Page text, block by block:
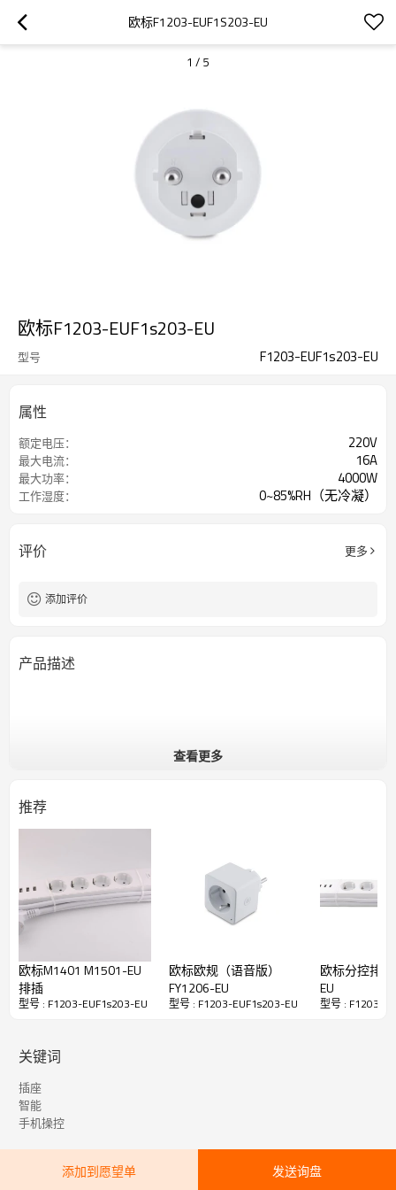
欧标F1203-EUF1S203-EU
1 / 5
欧标F1203-EUF1s203-EU
型号 F1203-EUF1s203-EU
属性
额定电压： 220V
最大电流： 16A
最大功率： 4000W
工作湿度： 0~85%RH（无冷凝）
评价 更多
添加评价
产品描述
查看更多
推荐
欧标M1401 M1501-EU
排插
型号 : F1203-EUF1s203-EU
欧标欧规（语音版）
FY1206-EU
型号 : F1203-EUF1s203-EU
欧标分控排
EU
型号 : F1203-
关键词
插座
智能
手机操控
添加到愿望单 发送询盘